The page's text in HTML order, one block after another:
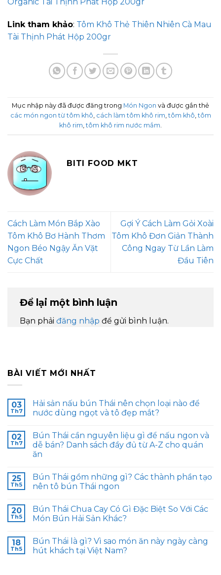
Link tham khảo: Tôm Khô Thẻ Thiên Nhiên Cà Mau
Tài Thịnh Phát Hộp 200gr
Mục nhập này đã được đăng trong Món Ngon và được gắn thẻ
các món ngon từ tôm khô, cách làm tôm khô rim,tôm khô,tôm
khô rim,tôm khô rim nước mắm.
BITI FOOD MKT
Cách Làm Món Bắp Xào
Tôm Khô Bơ Hành Thơm
Ngon Béo Ngậy Ăn Vặt
Cực Chất
Gợi Ý Cách Làm Gỏi Xoài
Tôm Khô Đơn Giản Thành
Công Ngay Từ Lần Làm
Đầu Tiên
Để lại một bình luận
Bạn phải đăng nhập để gửi bình luận.
BÀI VIẾT MỚI NHẤT
03
Th7
Hải sản nấu bún Thái nên chọn loại nào để
nước dùng ngọt và tô đẹp mắt?
02
Th7
Bún Thái cần nguyên liệu gì để nấu ngon và
dễ bán? Danh sách đầy đủ từ A-Z cho quán
ăn
25
Th5
Bún Thái gồm những gì? Các thành phần tạo
nên tô bún Thái ngon
20
Th5
Bún Thái Chua Cay Có Gì Đặc Biệt So Với Các
Món Bún Hải Sản Khác?
18
Th5
Bún Thái là gì? Vì sao món ăn này ngày càng
hút khách tại Việt Nam?